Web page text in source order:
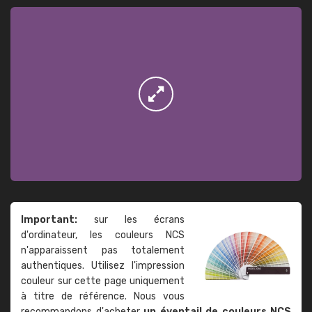
Important: sur les écrans
d'ordinateur, les couleurs NCS
n'apparaissent pas totalement
authentiques. Utilisez l'impression
couleur sur cette page uniquement
à titre de référence. Nous vous